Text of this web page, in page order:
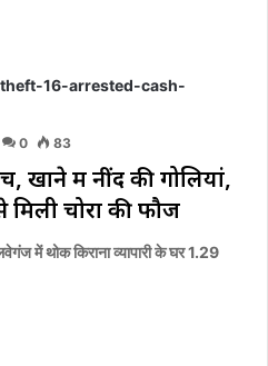
0 83
खाने में नींद की गोलियां,
चोरों की फौज
में थोक किराना व्यापारी के घर 1.29